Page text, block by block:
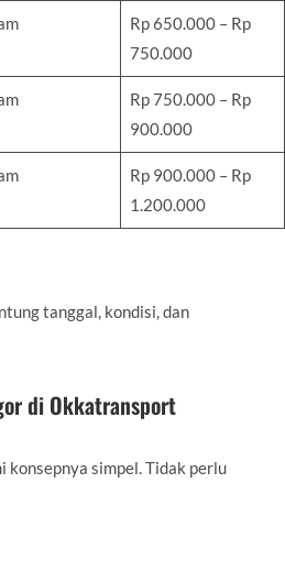
Rp 650.000 – Rp
750.000
Rp 750.000 – Rp
900.000
Rp 900.000 – Rp
1.200.000
tanggal, kondisi, dan
di Okkatransport
konsepnya simpel. Tidak perlu